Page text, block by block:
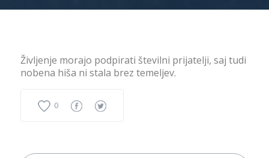
Življenje morajo podpirati številni prijatelji, saj tudi
nobena hiša ni stala brez temeljev.
0